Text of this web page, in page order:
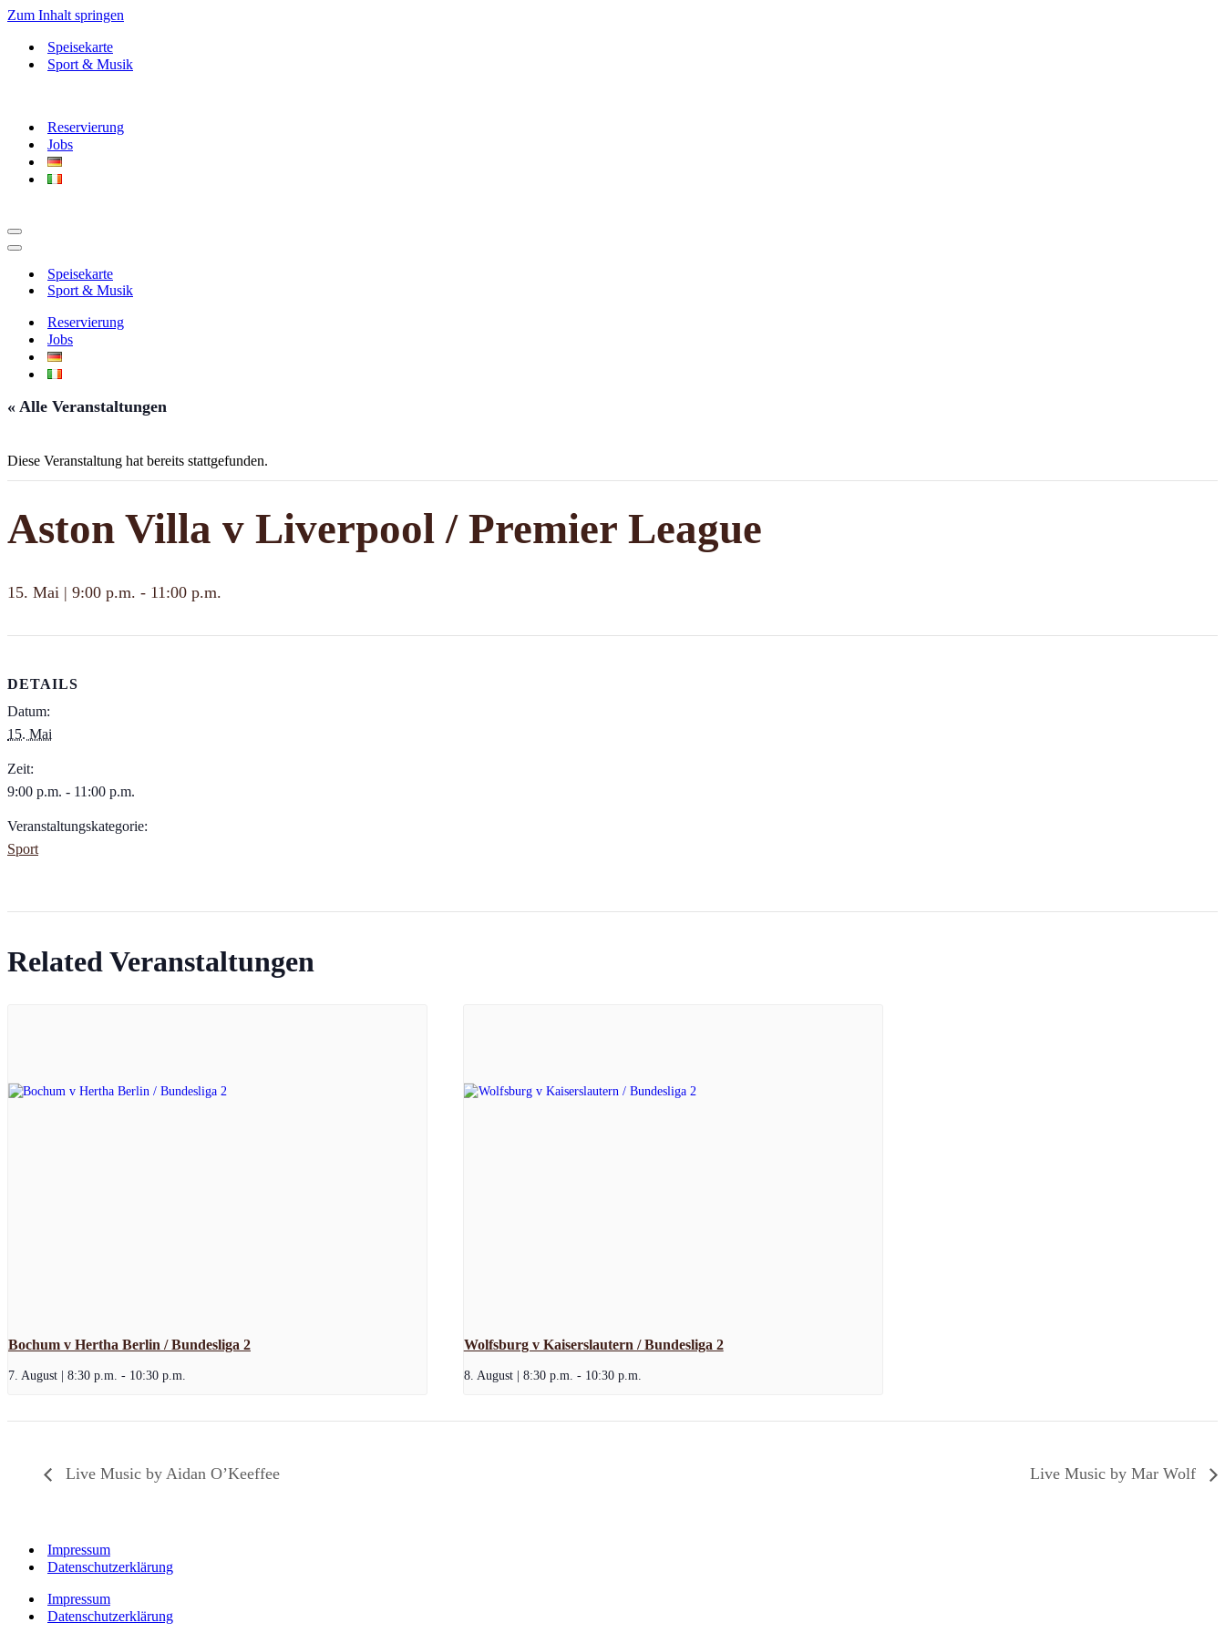
Zum Inhalt springen
Speisekarte
Sport & Musik
Reservierung
Jobs
Navigationsmenü
Navigationsmenü
Speisekarte
Sport & Musik
Reservierung
Jobs
« Alle Veranstaltungen
Diese Veranstaltung hat bereits stattgefunden.
Aston Villa v Liverpool / Premier League
15. Mai | 9:00 p.m. - 11:00 p.m.
DETAILS
Datum:
15. Mai
Zeit:
9:00 p.m. - 11:00 p.m.
Veranstaltungskategorie:
Sport
Related Veranstaltungen
Bochum v Hertha Berlin / Bundesliga 2
7. August | 8:30 p.m. - 10:30 p.m.
Wolfsburg v Kaiserslautern / Bundesliga 2
8. August | 8:30 p.m. - 10:30 p.m.
Live Music by Aidan O’Keeffee Live Music by Mar Wolf
Impressum
Datenschutzerklärung
Impressum
Datenschutzerklärung